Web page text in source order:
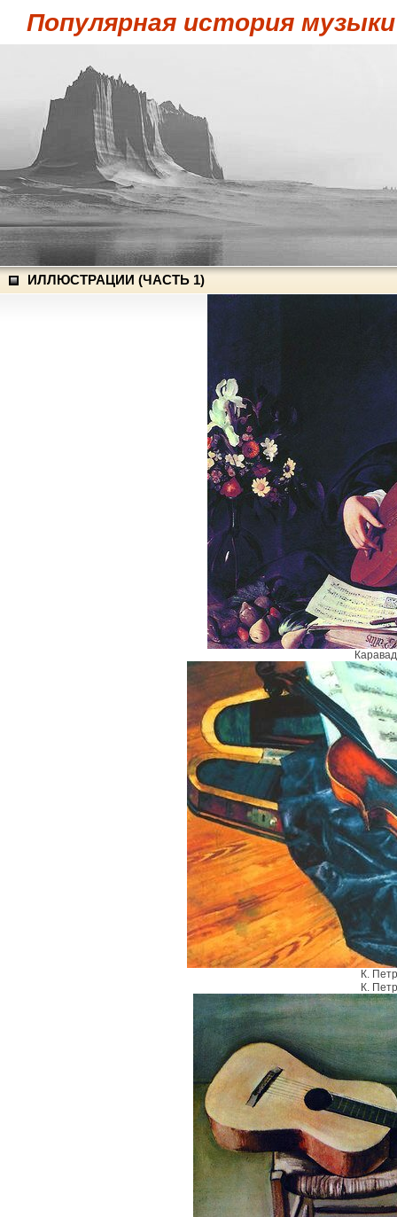
Популярная история музыки
ИЛЛЮСТРАЦИИ (ЧАСТЬ 1)
К.
К.